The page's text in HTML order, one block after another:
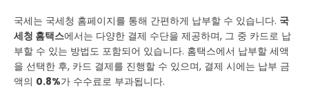
국세는 국세청 홈페이지를 통해 간편하게 납부할 수 있습니다. 국
세청 홈택스에서는 다양한 결제 수단을 제공하며, 그 중 카드로 납
부할 수 있는 방법도 포함되어 있습니다. 홈택스에서 납부할 세액
을 선택한 후, 카드 결제를 진행할 수 있으며, 결제 시에는 납부 금
액의 0.8%가 수수료로 부과됩니다.